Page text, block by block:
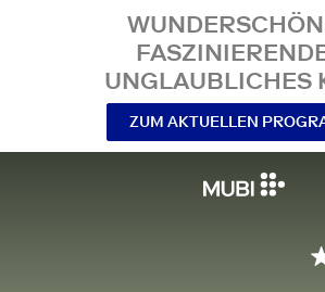
UNGLAUBLICHES
ZUM AKTUELLEN